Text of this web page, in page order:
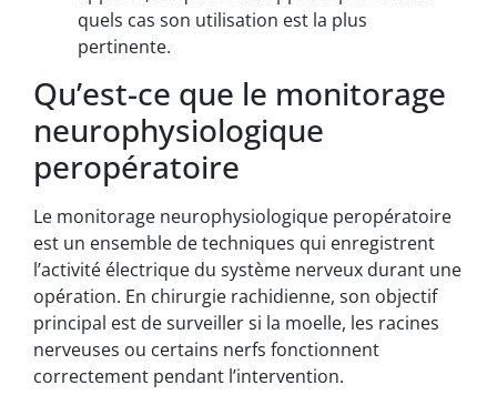
quels cas son utilisation est la plus
pertinente.
Qu’est-ce que le monitorage
neurophysiologique
peropératoire
Le monitorage neurophysiologique peropératoire
est un ensemble de techniques qui enregistrent
l’activité électrique du système nerveux durant une
opération. En chirurgie rachidienne, son objectif
principal est de surveiller si la moelle, les racines
nerveuses ou certains nerfs fonctionnent
correctement pendant l’intervention.